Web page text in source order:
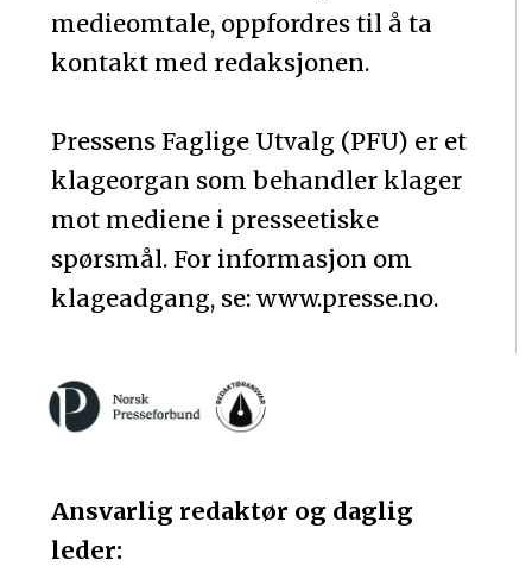
medieomtale, oppfordres til å ta
kontakt med redaksjonen.
Pressens Faglige Utvalg (PFU) er et
klageorgan som behandler klager
mot mediene i presseetiske
spørsmål. For informasjon om
klageadgang, se: www.presse.no.
Ansvarlig redaktør og daglig
leder: